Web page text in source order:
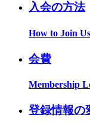
入会の方法
How to Join Us
会費
Membership
登録情報の